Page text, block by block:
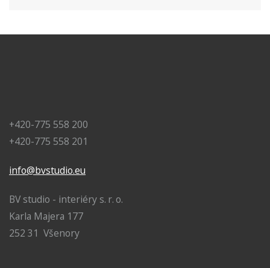
+420-775 558 200
+420-775 558 201
info@bvstudio.eu
BV studio - interiéry s. r. o.
Karla Majera 177
252 31 Všenory